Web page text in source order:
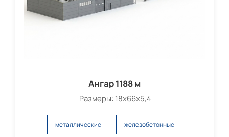
Ангар 1188 м
Размеры: 18х66х5,4
металлические железобетонные